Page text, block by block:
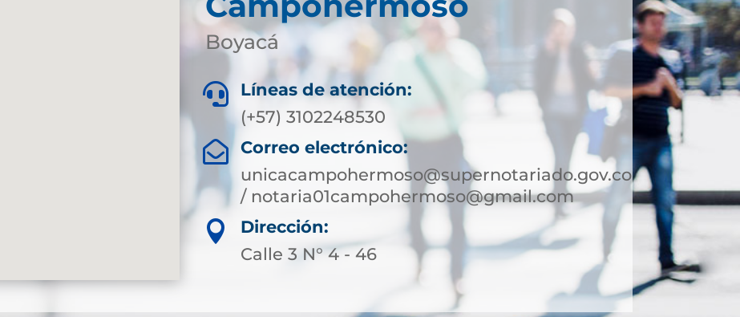
Boyacá

Líneas de atención:
(+57) 3102248530

Correo electrónico:
unicacampohermoso@supernotariado.gov.co
/ notaria01campohermoso@gmail.com

Dirección:
Calle 3 N° 4 - 46